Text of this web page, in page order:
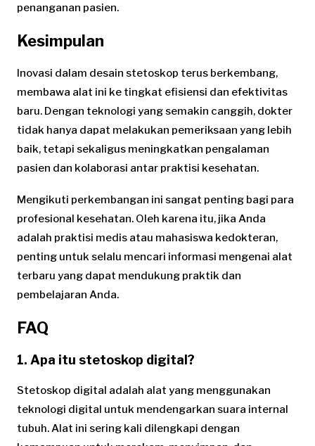
penanganan pasien.
Kesimpulan
Inovasi dalam desain stetoskop terus berkembang,
membawa alat ini ke tingkat efisiensi dan efektivitas
baru. Dengan teknologi yang semakin canggih, dokter
tidak hanya dapat melakukan pemeriksaan yang lebih
baik, tetapi sekaligus meningkatkan pengalaman
pasien dan kolaborasi antar praktisi kesehatan.
Mengikuti perkembangan ini sangat penting bagi para
profesional kesehatan. Oleh karena itu, jika Anda
adalah praktisi medis atau mahasiswa kedokteran,
penting untuk selalu mencari informasi mengenai alat
terbaru yang dapat mendukung praktik dan
pembelajaran Anda.
FAQ
1. Apa itu stetoskop digital?
Stetoskop digital adalah alat yang menggunakan
teknologi digital untuk mendengarkan suara internal
tubuh. Alat ini sering kali dilengkapi dengan